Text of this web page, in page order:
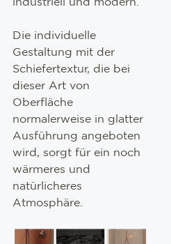
Die individuelle
Gestaltung mit der
Schiefertextur, die bei
dieser Art von
Oberfläche
normalerweise in glatter
Ausführung angeboten
wird, sorgt für ein noch
wärmeres und
natürlicheres
Atmosphäre.